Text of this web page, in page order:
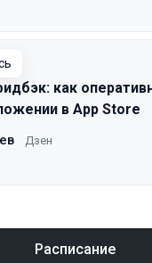
как
в App Store
Дзен
Расписание